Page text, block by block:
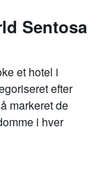
Sentosa
et hotel i
efter
markeret de
i hver